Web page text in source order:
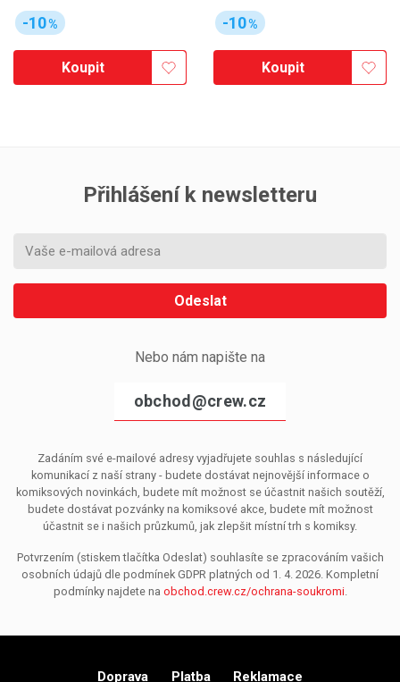
-10%
Koupit
-10%
Koupit
Přihlášení k newsletteru
Odeslat
Nebo nám napište na
obchod@crew.cz
Zadáním své e-mailové adresy vyjadřujete souhlas s následující
komunikací z naší strany - budete dostávat nejnovější informace o
komiksových novinkách, budete mít možnost se účastnit našich soutěží,
budete dostávat pozvánky na komiksové akce, budete mít možnost
účastnit se i našich průzkumů, jak zlepšit místní trh s komiksy.
Potvrzením (stiskem tlačítka Odeslat) souhlasíte se zpracováním vašich
osobních údajů dle podmínek GDPR platných od 1. 4. 2026. Kompletní
podmínky najdete na obchod.crew.cz/ochrana-soukromi.
Doprava Platba
Reklamace